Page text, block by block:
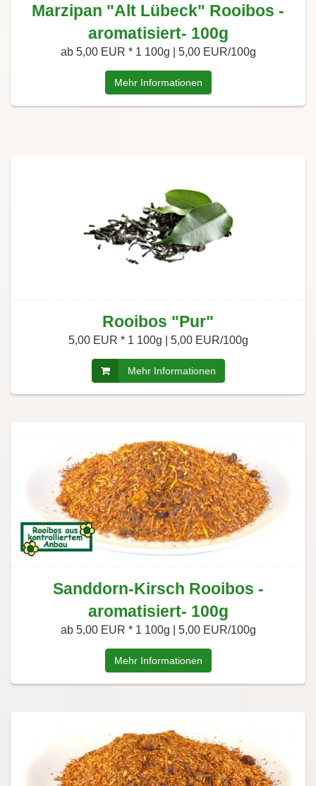
Marzipan "Alt Lübeck" Rooibos -
aromatisiert- 100g
ab 5,00 EUR * 1 100g | 5,00 EUR/100g
Mehr Informationen
Rooibos "Pur"
5,00 EUR * 1 100g | 5,00 EUR/100g
Mehr Informationen
Sanddorn-Kirsch Rooibos -
aromatisiert- 100g
ab 5,00 EUR * 1 100g | 5,00 EUR/100g
Mehr Informationen